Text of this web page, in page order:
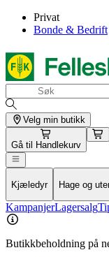
Privat
Bonde & Bedrift
Velg min butikk
Gå til Handlekurv
Kjæledyr Hage og
KampanjerLagersalg
Butikkbeholdning på